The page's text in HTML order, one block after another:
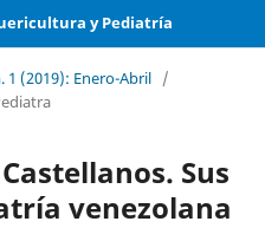
y Pediatría
1 (2019): Enero-Abril /
Sus
venezolana